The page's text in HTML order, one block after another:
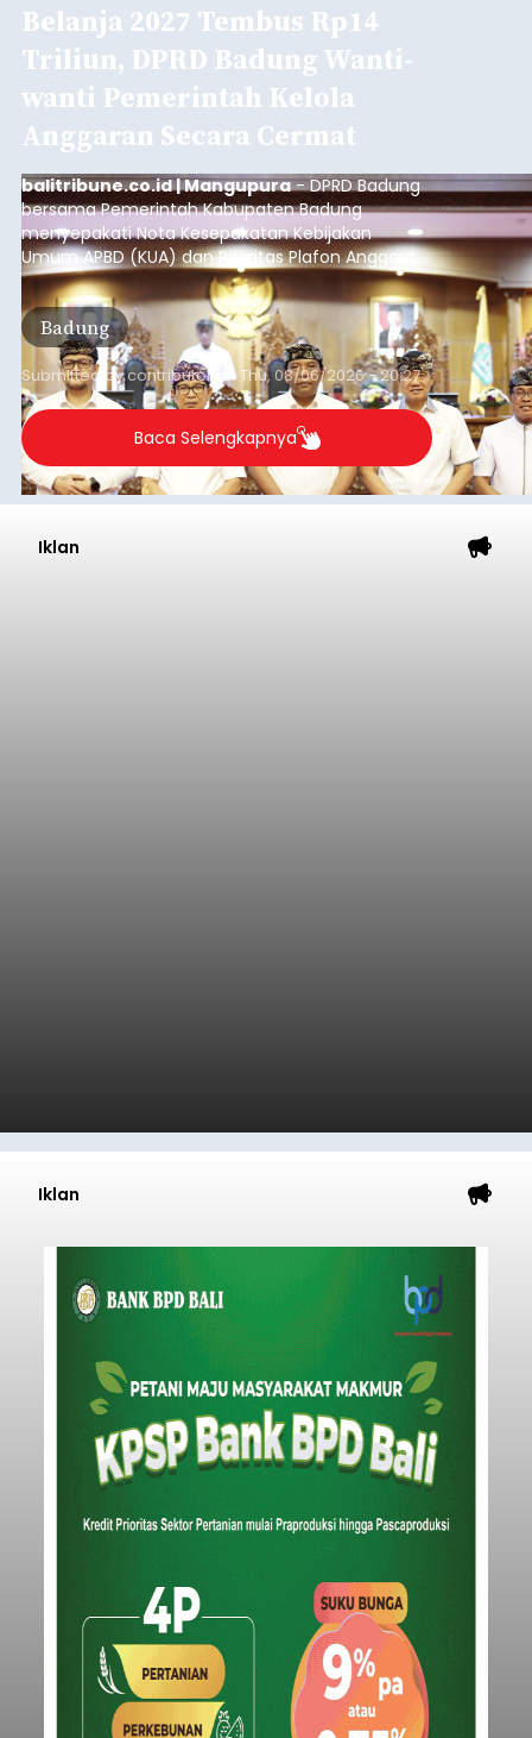
Belanja 2027 Tembus Rp14
Triliun, DPRD Badung Wanti-
wanti Pemerintah Kelola
Anggaran Secara Cermat
balitribune.co.id | Mangupura- DPRD Badung
bersama Pemerintah Kabupaten Badung
menyepakati Nota Kesepakatan Kebijakan
Umum APBD (KUA) dan Prioritas Plafon Anggaran
Sementara (PPAS) Tahun Anggaran 2027 dalam
rapat paripurna yang digelar di Gedung DPRD
Badung, Kamis (6/8/2026).
Badung
Submitted bycontributor onThu, 08/06/2026 - 20:27
Baca Selengkapnya
Iklan
Iklan